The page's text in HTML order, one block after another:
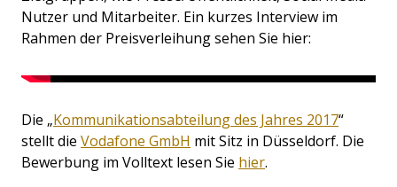
Nutzer und Mitarbeiter. Ein kurzes Interview im
Rahmen der Preisverleihung sehen Sie hier:
Die „Kommunikationsabteilung des Jahres 2017“
stellt die Vodafone GmbH mit Sitz in Düsseldorf. Die
Bewerbung im Volltext lesen Sie hier.